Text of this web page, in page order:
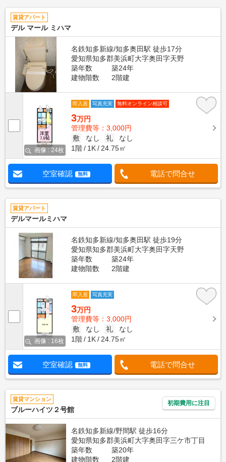
賃貸アパート
デル マール ミハマ
名鉄知多新線/知多奥田駅 徒歩17分
愛知県知多郡美浜町大字奥田字天野
築年数
築24年
建物階数
2階建
画像 : 24枚
即入居 写真充実 無料オンライン相談可
3万円
管理費等：3,000円
敷
なし 礼
なし
1階
1K 24.75㎡
空室確認 無料 電話で問合せ
賃貸アパート
デルマールミハマ
名鉄知多新線/知多奥田駅 徒歩19分
愛知県知多郡美浜町大字奥田字天野
築年数
築24年
建物階数
2階建
画像 : 16枚
即入居 写真充実
3万円
管理費等：3,000円
敷
なし 礼
なし
1階
1K 24.75㎡
空室確認 無料 電話で問合せ
賃貸マンション
ブルーハイツ２号館
初期費用に注目
名鉄知多新線/野間駅 徒歩16分
愛知県知多郡美浜町大字奥田字三ケ市丁目
築年数
築20年
建物階数
2階建